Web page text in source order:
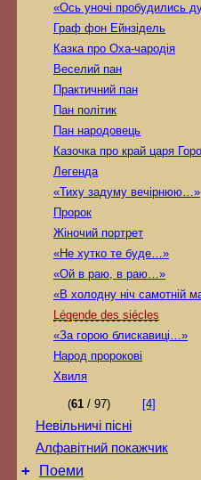
«Ось уночі пробудились
Граф фон Ейнзідель
Казка про Оха-чародія
Веселий пан
Практичний пан
Пан політик
Пан народовець
Казочка про край царя
Легенда
«Тиху задуму вечірнюю…»
Пророк
Жіночий портрет
«Не хутко те буде…»
«Ой в раю, в раю…»
«В холодну ніч самотній
Légende des siécles
«За горою блискавиці…»
Народ пророкові
Хвиля
(61 / 97) [4]
Невільничі пісні
Алфавітний покажчик
+ Поеми